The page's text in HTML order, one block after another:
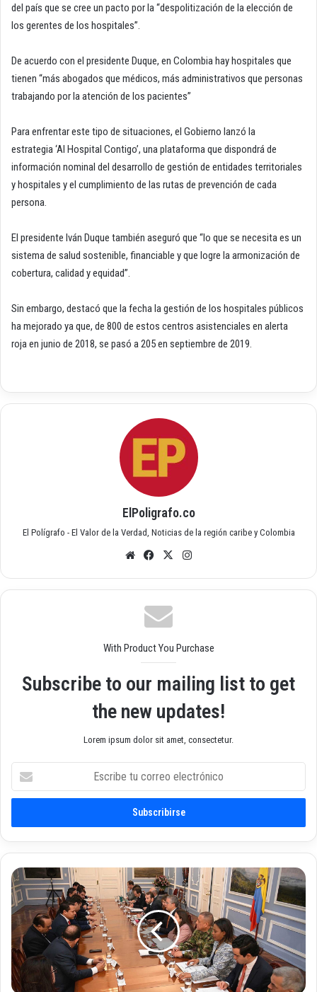
del país que se cree un pacto por la “despolitización de la elección de
los gerentes de los hospitales”.
De acuerdo con el presidente Duque, en Colombia hay hospitales que
tienen “más abogados que médicos, más administrativos que personas
trabajando por la atención de los pacientes”
Para enfrentar este tipo de situaciones, el Gobierno lanzó la
estrategia ‘Al Hospital Contigo’, una plataforma que dispondrá de
información nominal del desarrollo de gestión de entidades territoriales
y hospitales y el cumplimiento de las rutas de prevención de cada
persona.
El presidente Iván Duque también aseguró que “lo que se necesita es un
sistema de salud sostenible, financiable y que logre la armonización de
cobertura, calidad y equidad”.
Sin embargo, destacó que la fecha la gestión de los hospitales públicos
ha mejorado ya que, de 800 de estos centros asistenciales en alerta
roja en junio de 2018, se pasó a 205 en septiembre de 2019.
ElPoligrafo.co
El Polígrafo - El Valor de la Verdad, Noticias de la región caribe y Colombia
Siti
we
b
Fac
ok
X
am
With Product You Purchase
Subscribe to our mailing list to get
the new updates!
Lorem ipsum dolor sit amet, consectetur.
c
i
b
t
u
c
o
r
r
e
o
G
o
b
n
a
d